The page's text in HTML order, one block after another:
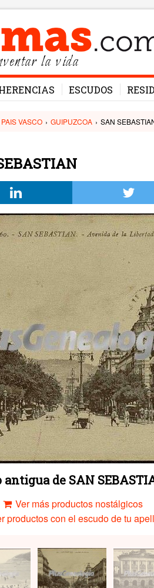
la vida
ESCUDOS
PAIS VASCO › GUIPUZCOA › SAN
antigua de SAN
Ver más productos nostálgicos
productos con el escudo de tu